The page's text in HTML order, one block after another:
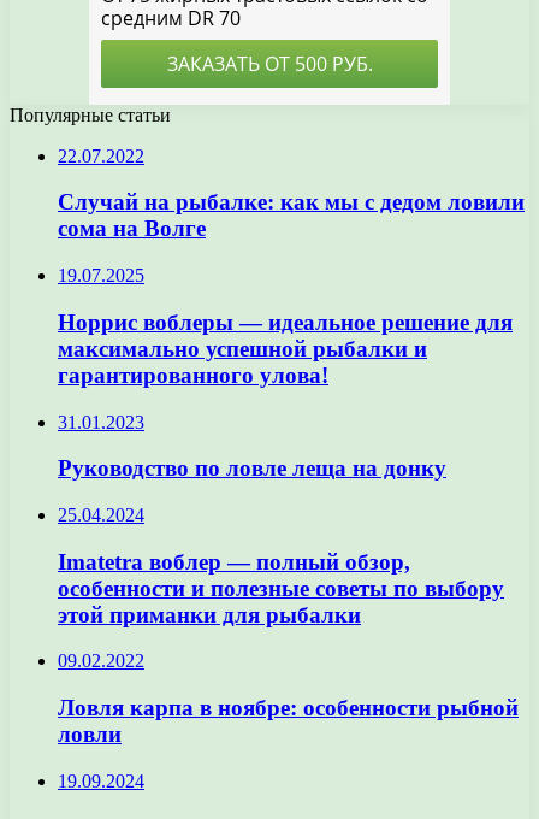
Популярные статьи
22.07.2022
Случай на рыбалке: как мы с дедом ловили
сома на Волге
19.07.2025
Норрис воблеры — идеальное решение для
максимально успешной рыбалки и
гарантированного улова!
31.01.2023
Руководство по ловле леща на донку
25.04.2024
Imatetra воблер — полный обзор,
особенности и полезные советы по выбору
этой приманки для рыбалки
09.02.2022
Ловля карпа в ноябре: особенности рыбной
ловли
19.09.2024